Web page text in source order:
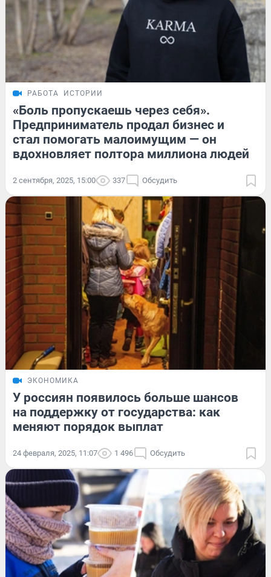
РАБОТА ИСТОРИИ
«Боль пропускаешь через себя».
Предприниматель продал бизнес и
стал помогать малоимущим — он
вдохновляет полтора миллиона людей
2 сентября, 2025, 15:00 337 Обсудить
ЭКОНОМИКА
У россиян появилось больше шансов
на поддержку от государства: как
меняют порядок выплат
24 февраля, 2025, 11:07 1 496 Обсудить